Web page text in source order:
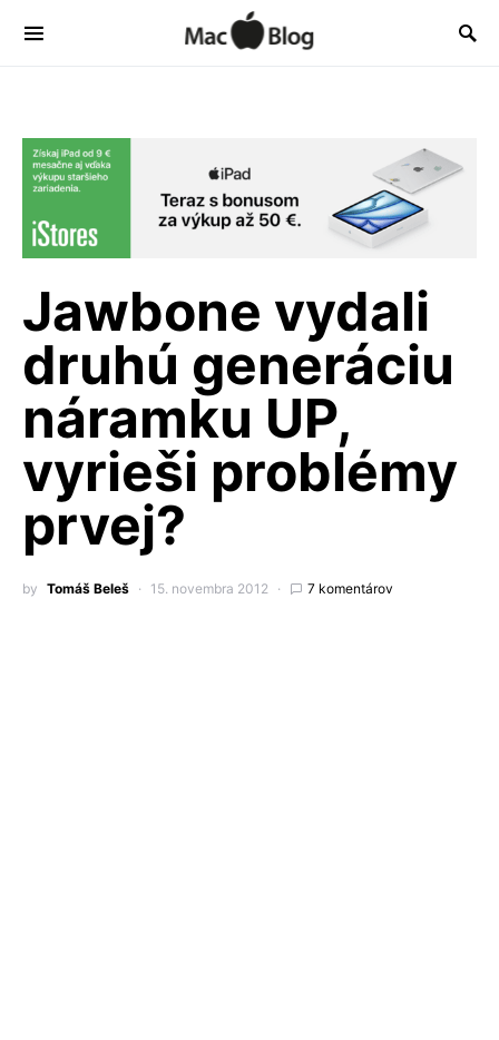
Jawbone vydali
druhú generáciu
náramku UP,
vyrieši problémy
prvej?
by Tomáš Beleš 15. novembra 2012 7 komentárov